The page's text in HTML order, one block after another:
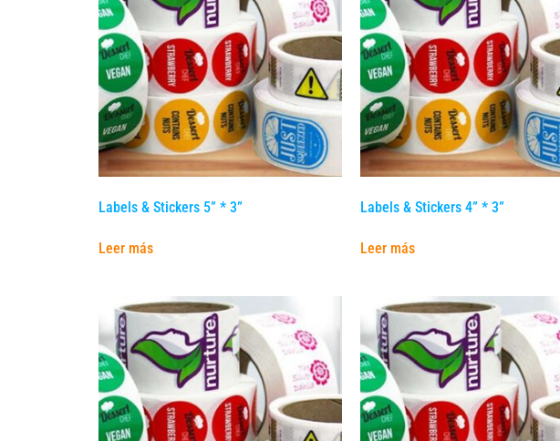
Labels & Stickers 5” * 3”
Leer más
Labels & Stickers 4” * 3”
Leer más